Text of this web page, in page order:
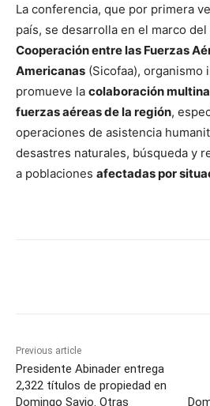
La conferencia, que por primera
país, se desarrolla en el marco del
Cooperación entre las Fuerzas
Americanas (Sicofaa), organismo
promueve la colaboración
fuerzas aéreas de la región,
operaciones de asistencia
desastres naturales, búsqueda y
a poblaciones afectadas por
Previous article
Presidente Abinader entrega
2,322 títulos de propiedad en
Domingo Savio. Otras